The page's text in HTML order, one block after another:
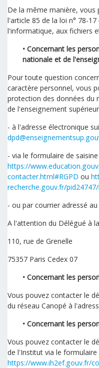
De la même manière, vous
l'article 85 de la loi n° 78-
l'informatique, aux fichiers
• Concernant les
nationale et de
Pour toute question
caractère personnel, vous
protection des données du
de l'enseignement
- à l'adresse électronique
- via le formulaire de
https://
contacter.html#RGPD ou
recherche.gouv.fr/
- ou par courrier adressé au
A l'attention du Délégué à
110, rue de Grenelle
75357 Paris Cedex 07
• Concernant les
Vous pouvez contacter le
du réseau Canopé à
• Concernant les
Vous pouvez contacter le
de l'Institut via le formulaire
https://www.ih2ef.gouv.fr/